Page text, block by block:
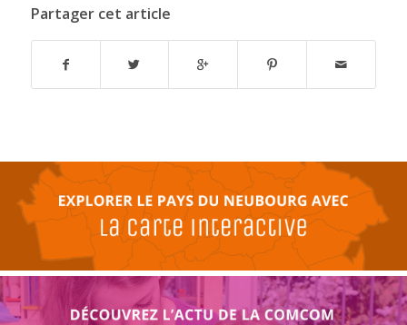
Partager cet article